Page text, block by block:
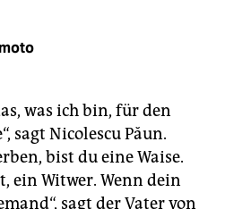
was ich bin, für den
sagt Nicolescu Păun.
bist du eine Waise.
ein Witwer. Wenn dein
sagt der Vater von